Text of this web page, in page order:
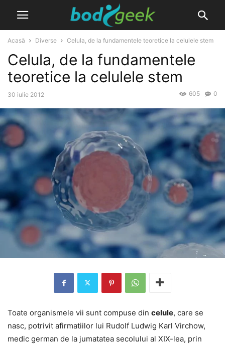
Acasă Diverse Celula, de la fundamentele teoretice la celulele stem
Celula, de la fundamentele
teoretice la celulele stem
30 iulie 2012 0
605
Toate organismele vii sunt compuse din celule, care se
nasc, potrivit afirmatiilor lui Rudolf Ludwig Karl Virchow,
medic german de la jumatatea secolului al XIX-lea, prin